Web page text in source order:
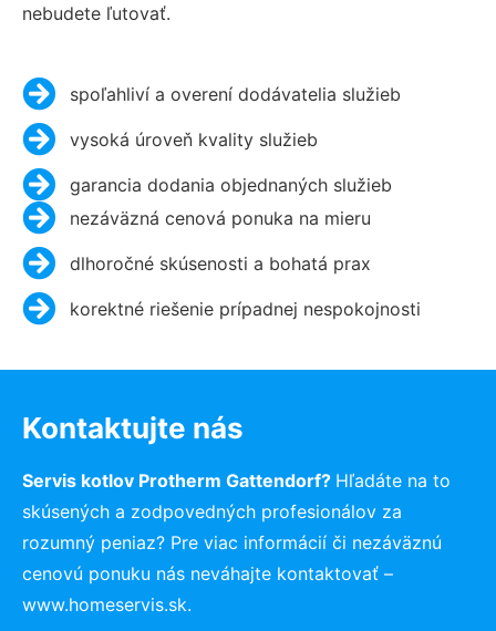
nebudete ľutovať.
spoľahliví a overení dodávatelia služieb
vysoká úroveň kvality služieb
garancia dodania objednaných služieb
nezáväzná cenová ponuka na mieru
dlhoročné skúsenosti a bohatá prax
korektné riešenie prípadnej nespokojnosti
Kontaktujte nás
Servis kotlov Protherm Gattendorf? Hľadáte na to
skúsených a zodpovedných profesionálov za
rozumný peniaz? Pre viac informácií či nezáväznú
cenovú ponuku nás neváhajte kontaktovať –
www.homeservis.sk.